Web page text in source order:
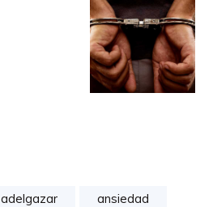
adelgazar ansiedad